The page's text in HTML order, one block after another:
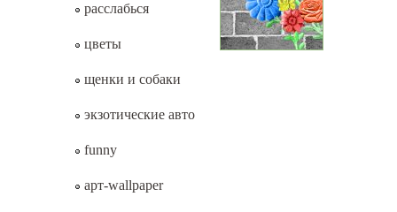
расслабься
цветы
щенки и собаки
экзотические авто
funny
арт-wallpaper